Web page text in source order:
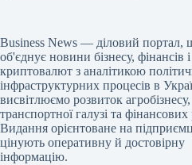
Business News — діловий портал,
об'єднує новини бізнесу, фінансів і
криптовалют з аналітикою
інфраструктурних процесів в
висвітлюємо розвиток агробізнесу,
транспортної галузі та фінансових
Видання орієнтоване на
цінують оперативну й достовірну
інформацію.